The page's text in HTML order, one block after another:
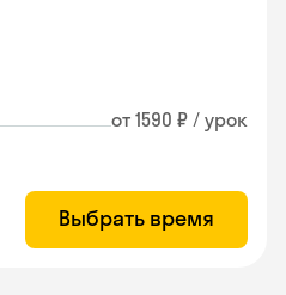
от 1590 ₽ / урок
Выбрать время